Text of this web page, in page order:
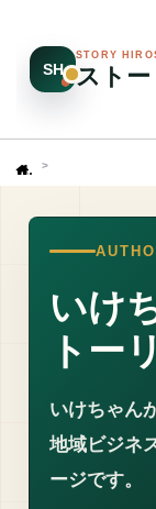
SH
STORY
ストー
Home
いけ
トー
いけちゃん
地域ビジネ
ージです。